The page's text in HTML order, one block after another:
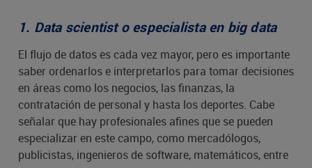
1. Data scientist o especialista en big data
El flujo de datos es cada vez mayor, pero es importante
saber ordenarlos e interpretarlos para tomar decisiones
en áreas como los negocios, las finanzas, la
contratación de personal y hasta los deportes. Cabe
señalar que hay profesionales afines que se pueden
especializar en este campo, como mercadólogos,
publicistas, ingenieros de software, matemáticos, entre